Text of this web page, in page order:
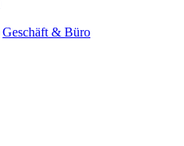
Geschäft & Büro